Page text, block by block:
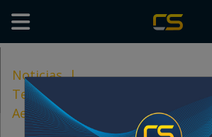
Noticias |
Tecnología NTP (Non – Thermal
Aerox para la eliminación de